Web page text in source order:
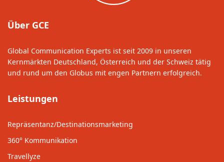
Über GCE
Global Communication Experts ist seit 2009 in unseren
Kernmärkten Deutschland, Österreich und der Schweiz tätig
und rund um den Globus mit engen Partnern erfolgreich.
Leistungen
Repräsentanz/Destinationsmarketing
360° Kommunikation
Travellyze